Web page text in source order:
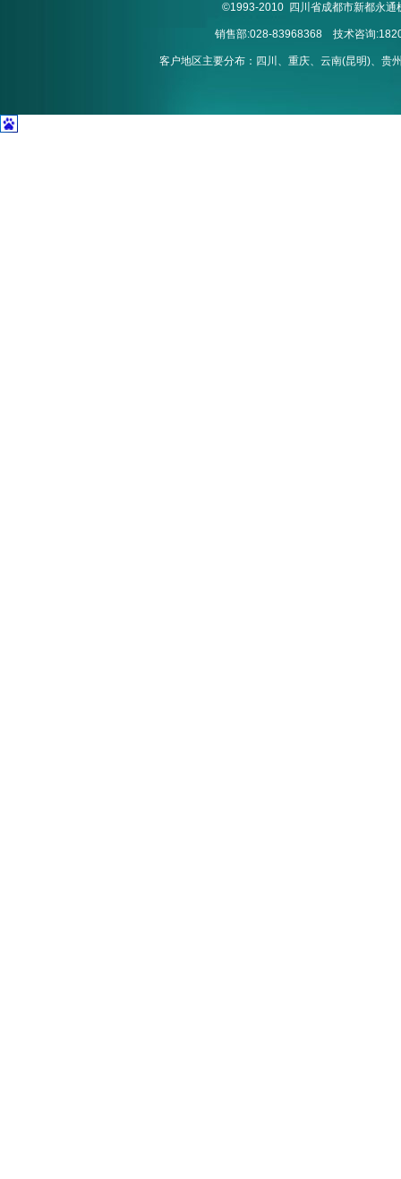
©1993-2010 四川省成都市新都永
销售部:028-83968368 技术咨询
客户地区主要分布：四川、重庆、云南(昆明)、贵